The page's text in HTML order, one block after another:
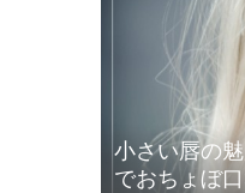
小さい唇の
でおちょぼ